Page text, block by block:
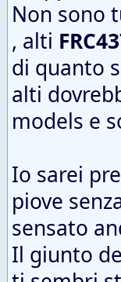
Non sono
, alti
di quanto
alti
models e
Io sarei
piove
sensato
Il giunto